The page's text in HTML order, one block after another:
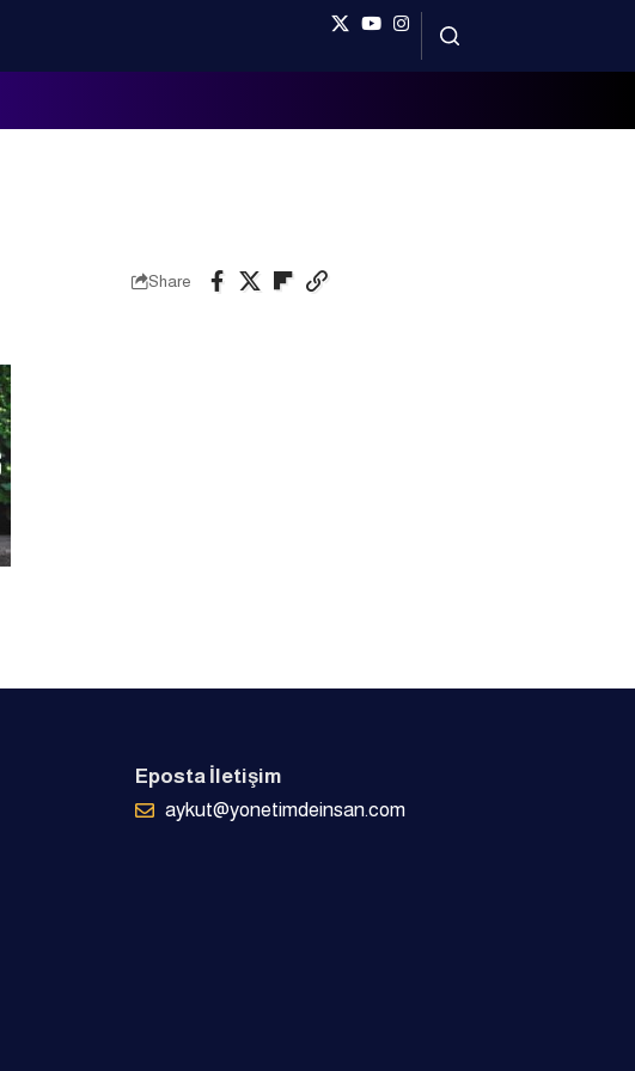
Share
Eposta İletişim
aykut@yonetimdeinsan.com